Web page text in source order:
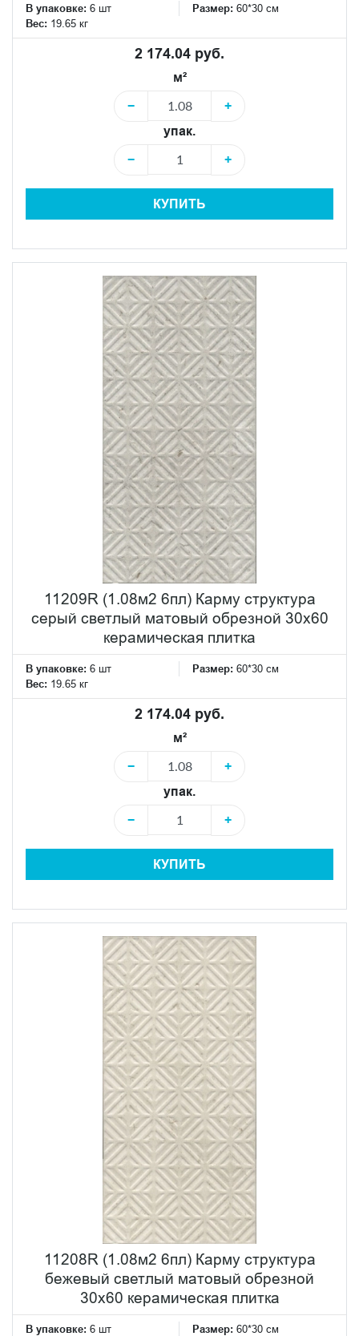
В упаковке: 6 шт Размер: 60*30 см
Вес: 19.65 кг
2 174.04 руб.
м²
−
+
упак.
−
+
КУПИТЬ
11209R (1.08м2 6пл) Карму структура
серый светлый матовый обрезной 30х60
керамическая плитка
В упаковке: 6 шт Размер: 60*30 см
Вес: 19.65 кг
2 174.04 руб.
м²
−
+
упак.
−
+
КУПИТЬ
11208R (1.08м2 6пл) Карму структура
бежевый светлый матовый обрезной
30х60 керамическая плитка
В упаковке: 6 шт Размер: 60*30 см